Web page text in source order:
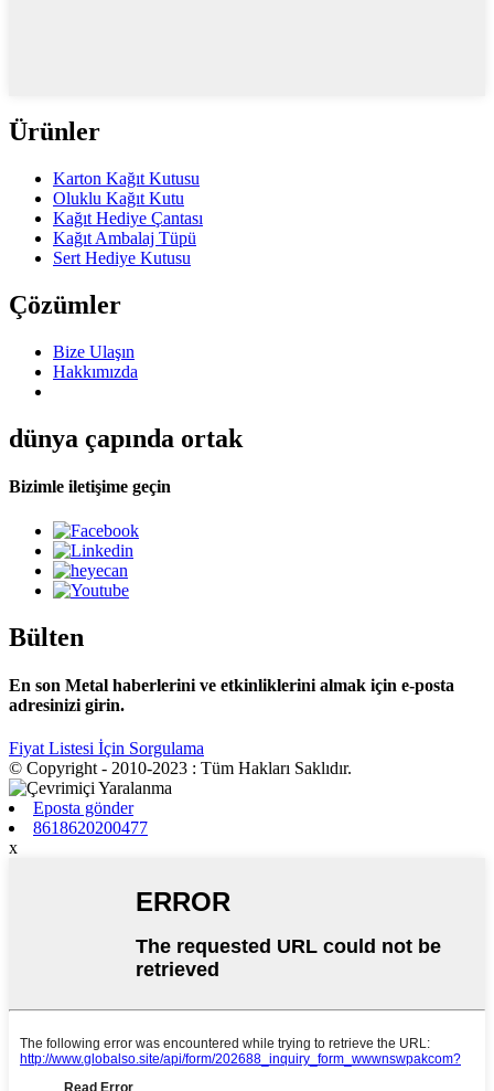
Ürünler
Karton Kağıt Kutusu
Oluklu Kağıt Kutu
Kağıt Hediye Çantası
Kağıt Ambalaj Tüpü
Sert Hediye Kutusu
Çözümler
Bize Ulaşın
Hakkımızda
dünya çapında ortak
Bizimle iletişime geçin
Bülten
En son Metal haberlerini ve etkinliklerini almak için e-posta
adresinizi girin.
Fiyat Listesi İçin Sorgulama
© Copyright - 2010-2023 : Tüm Hakları Saklıdır.
Eposta gönder
8618620200477
x